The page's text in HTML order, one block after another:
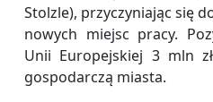
Stolzle), przyczyniając się
nowych miejsc pracy.
Unii Europejskiej 3 mln
gospodarczą miasta.